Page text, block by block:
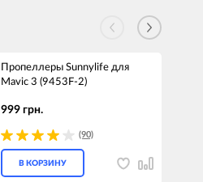
Пропеллеры Sunnylife для
Mavic 3 (9453F-2)
999 грн.
(90)
В КОРЗИНУ